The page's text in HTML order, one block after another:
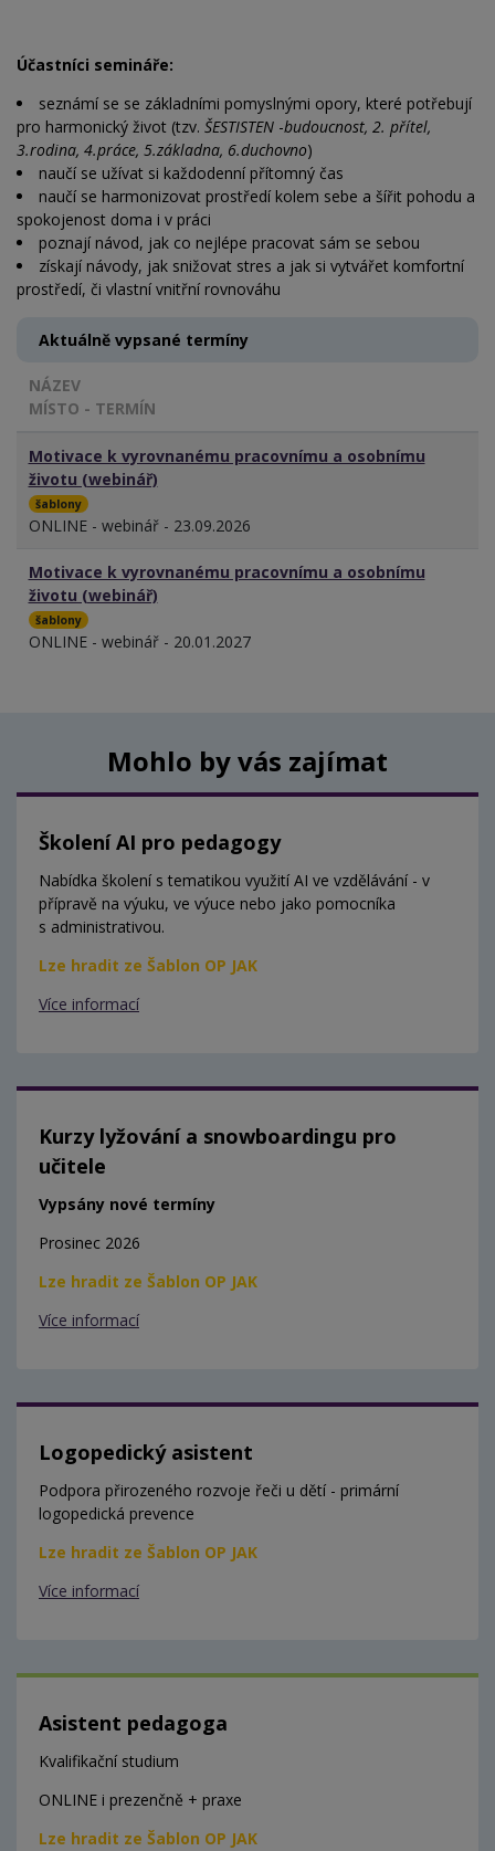
Účastníci semináře:
seznámí se se základními pomyslnými opory, které potřebují
pro harmonický život (tzv. ŠESTISTEN -budoucnost, 2. přítel,
3.rodina, 4.práce, 5.základna, 6.duchovno)
naučí se užívat si každodenní přítomný čas
naučí se harmonizovat prostředí kolem sebe a šířit pohodu a
spokojenost doma i v práci
poznají návod, jak co nejlépe pracovat sám se sebou
získají návody, jak snižovat stres a jak si vytvářet komfortní
prostředí, či vlastní vnitřní rovnováhu
Aktuálně vypsané termíny
NÁZEV
MÍSTO - TERMÍN
Motivace k vyrovnanému pracovnímu a osobnímu
životu (webinář)
šablony
ONLINE - webinář - 23.09.2026
Motivace k vyrovnanému pracovnímu a osobnímu
životu (webinář)
šablony
ONLINE - webinář - 20.01.2027
Mohlo by vás zajímat
Školení AI pro pedagogy
Nabídka školení s tematikou využití AI ve vzdělávání - v
přípravě na výuku, ve výuce nebo jako pomocníka
s administrativou.
Lze hradit ze Šablon OP JAK
Více informací
Kurzy lyžování a snowboardingu pro
učitele
Vypsány nové termíny
Prosinec 2026
Lze hradit ze Šablon OP JAK
Více informací
Logopedický asistent
Podpora přirozeného rozvoje řeči u dětí - primární
logopedická prevence
Lze hradit ze Šablon OP JAK
Více informací
Asistent pedagoga
Kvalifikační studium
ONLINE i prezenčně + praxe
Lze hradit ze Šablon OP JAK